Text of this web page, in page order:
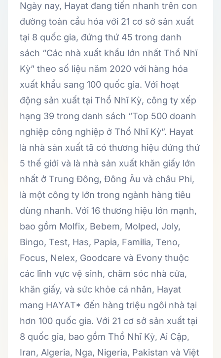
Ngày nay, Hayat đang tiến nhanh trên con
đường toàn cầu hóa với 21 cơ sở sản xuất
tại 8 quốc gia, đứng thứ 45 trong danh
sách “Các nhà xuất khẩu lớn nhất Thổ Nhĩ
Kỳ” theo số liệu năm 2020 với hàng hóa
xuất khẩu sang 100 quốc gia. Với hoạt
động sản xuất tại Thổ Nhĩ Kỳ, công ty xếp
hạng 39 trong danh sách “Top 500 doanh
nghiệp công nghiệp ở Thổ Nhĩ Kỳ”. Hayat
là nhà sản xuất tã có thương hiệu đứng thứ
5 thế giới và là nhà sản xuất khăn giấy lớn
nhất ở Trung Đông, Đông Âu và châu Phi,
là một công ty lớn trong ngành hàng tiêu
dùng nhanh. Với 16 thương hiệu lớn mạnh,
bao gồm Molfix, Bebem, Molped, Joly,
Bingo, Test, Has, Papia, Familia, Teno,
Focus, Nelex, Goodcare và Evony thuộc
các lĩnh vực vệ sinh, chăm sóc nhà cửa,
khăn giấy, và sức khỏe cá nhân, Hayat
mang HAYAT* đến hàng triệu ngôi nhà tại
hơn 100 quốc gia. Với 21 cơ sở sản xuất tại
8 quốc gia, bao gồm Thổ Nhĩ Kỳ, Ai Cập,
Iran, Algeria, Nga, Nigeria, Pakistan và Việt